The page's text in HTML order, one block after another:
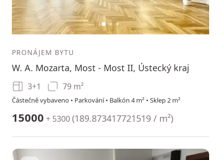
12 3
PRONÁJEM BYTU
W. A. Mozarta, Most - Most II, Ústecký kraj
3+1 79 m²
Částečně vybaveno • Parkování • Balkón 4 m² • Sklep 2 m²
15000 + 5300(189.873417721519 / m²)